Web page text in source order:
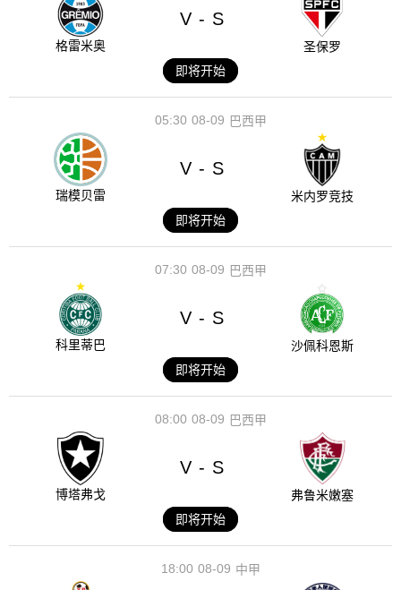
格雷米奥
V - S
圣保罗
即将开始
08-09
05:30 巴西甲
瑞模贝雷
V - S
米内罗竞技
即将开始
08-09
07:30 巴西甲
科里蒂巴
V - S
沙佩科恩斯
即将开始
08-09
08:00 巴西甲
博塔弗戈
V - S
弗鲁米嫩塞
即将开始
08-09
18:00 中甲